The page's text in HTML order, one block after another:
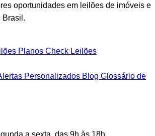
oportunidades em leilões de imóveis e
Brasil.
Planos Check Leilões
Personalizados Blog Glossário de
a sexta, das 9h às 18h